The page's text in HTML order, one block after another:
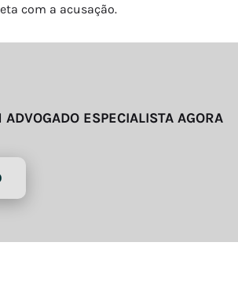
com a acusação.
ESPECIALISTA AGORA